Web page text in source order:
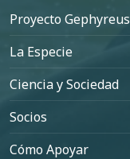
Pie de
Proyecto Gephyreus
La Especie
Ciencia y Sociedad
Socios
Cómo Apoyar